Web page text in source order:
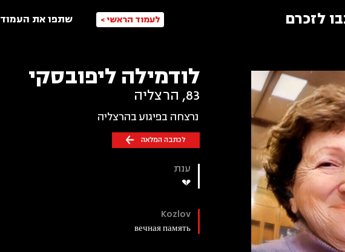
לזכרם לעמוד הראשי > שתפו את העמוד
לודמילה ליפובסקי
83
, הרצליה
נרצחה בפיגוע בהרצליה
לכתבה המלאה
ענת
💔
Kozlov
вечная память